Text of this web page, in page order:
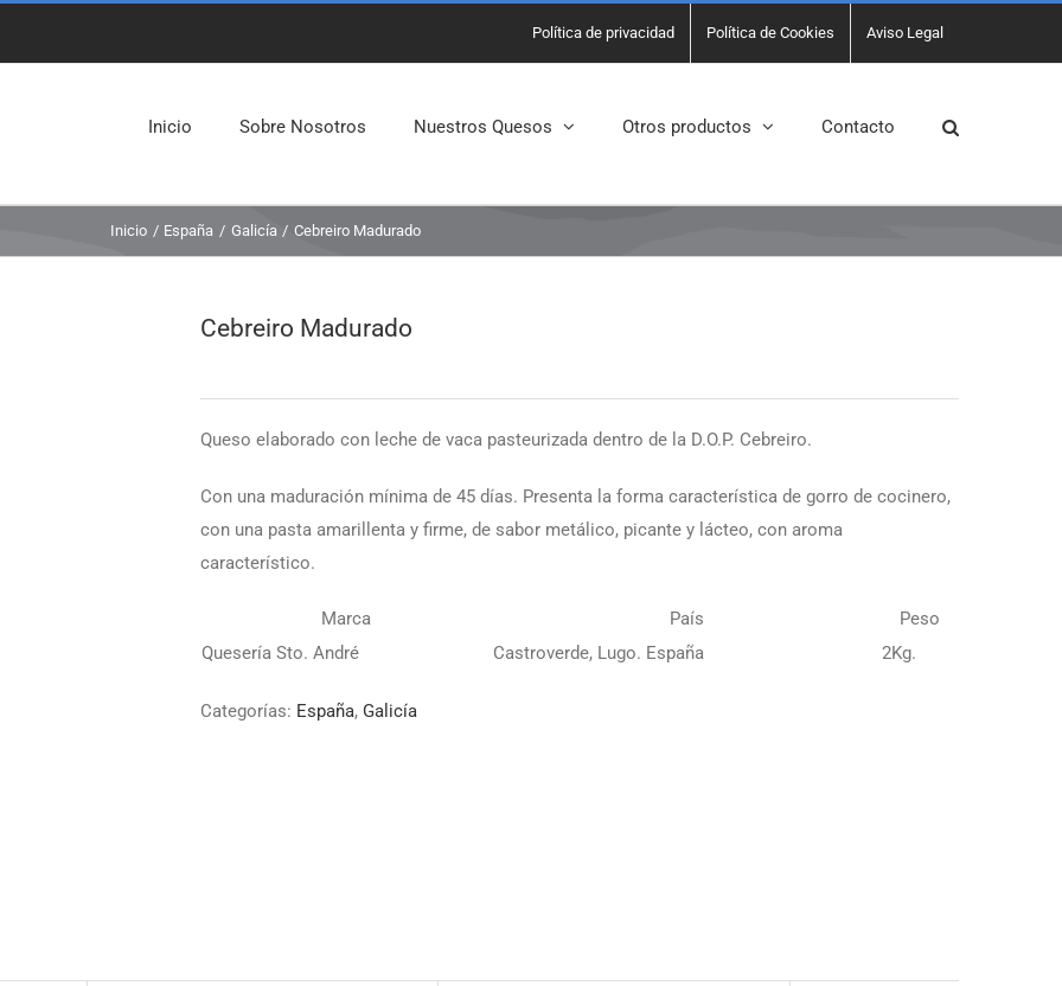
Política de privacidad Política de Cookies Aviso Legal
Inicio Sobre Nosotros Nuestros Quesos Otros productos Contacto
Inicio España Galicía Cebreiro Madurado
Cebreiro Madurado
Queso elaborado con leche de vaca pasteurizada dentro de la D.O.P. Cebreiro.
Con una maduración mínima de 45 días. Presenta la forma característica de gorro de cocinero,
con una pasta amarillenta y firme, de sabor metálico, picante y lácteo, con aroma
característico.
Marca País
Peso
Quesería Sto. André
Castroverde, Lugo. España 2Kg.
Categorías: España, Galicía